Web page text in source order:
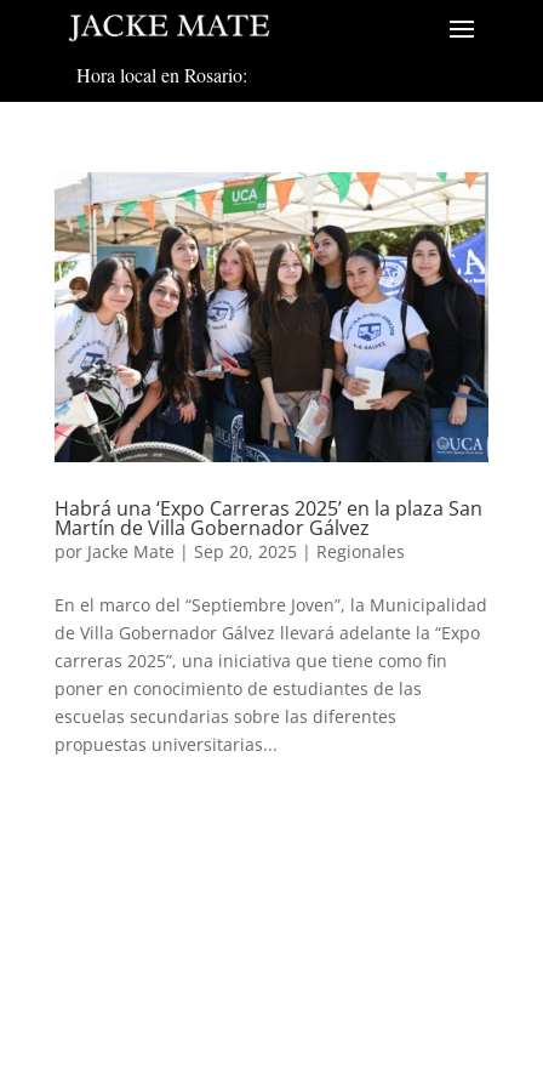
Hora local en Rosario:
Habrá una ‘Expo Carreras 2025’ en la plaza San
Martín de Villa Gobernador Gálvez
por Jacke Mate | Sep 20, 2025| Regionales
En el marco del “Septiembre Joven”, la Municipalidad
de Villa Gobernador Gálvez llevará adelante la “Expo
carreras 2025”, una iniciativa que tiene como fin
poner en conocimiento de estudiantes de las
escuelas secundarias sobre las diferentes
propuestas universitarias...